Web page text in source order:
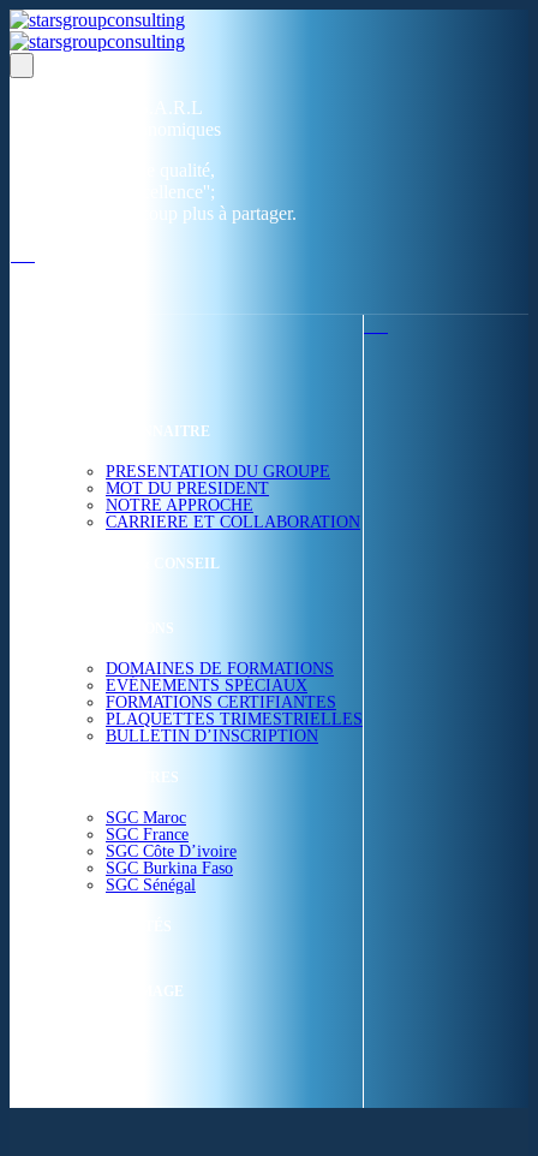
Un réseau de 05 S.A.R.L
dans 03 zones économiques
''Des prestations de qualité,
la garantie de l'excellence'';
Nous avons beaucoup plus à partager.
NOUS CONNAITRE
PRESENTATION DU GROUPE
MOT DU PRESIDENT
NOTRE APPROCHE
CARRIERE ET COLLABORATION
ETUDES & CONSEIL
FORMATIONS
DOMAINES DE FORMATIONS
EVÉNEMENTS SPÉCIAUX
FORMATIONS CERTIFIANTES
PLAQUETTES TRIMESTRIELLES
BULLETIN D’INSCRIPTION
NOS CENTRES
SGC Maroc
SGC France
SGC Côte D’ivoire
SGC Burkina Faso
SGC Sénégal
ACTUALITÉS
SGC EN IMAGE